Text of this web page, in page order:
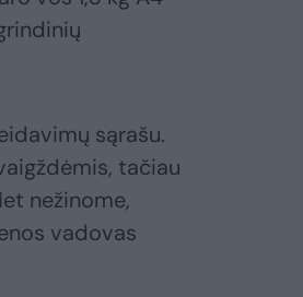
sąrašu.
tačiau
nežinome,
vadovas